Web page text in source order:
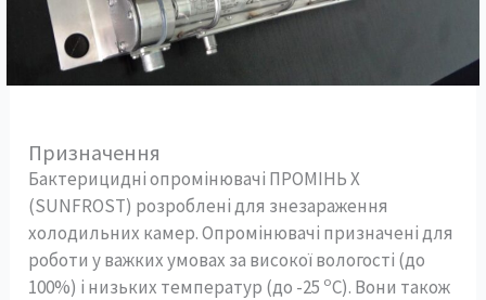
Призначення
Бактерицидні опромінювачі ПРОМІНЬ Х
(SUNFROST) розроблені для знезараження
холодильних камер. Опромінювачі призначені для
роботи у важких умовах за високої вологості (до
100%) і низьких температур (до -25 оС). Вони також